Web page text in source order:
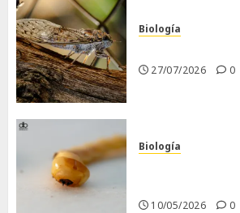
Biología
27/07/2026 0
Biología
10/05/2026 0